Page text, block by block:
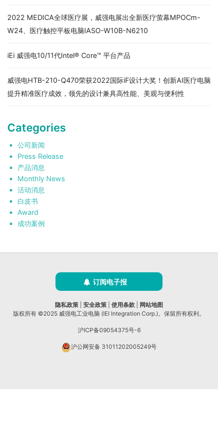
2022 MEDICA全球医疗展，威强电展出全新医疗萤幕MPOCm-
W24、医疗触控平板电脑IASO-W10B-N6210
iEi 威强电10/11代Intel® Core™ 平台产品
威强电HTB-210-Q470荣获2022国际iF设计大奖！创新AI医疗电脑
提升精准医疗成效，领先的设计兼具高性能、美观与便利性
Categories
公司新闻
Press Release
产品消息
Monthly News
活动消息
白皮书
Award
成功案例
订阅电子报
隐私政策 安全政策 使用条款
网站地图
版权所有 ©2025 威强电工业电脑 (IEI Integration Corp.)。保留所有权利。
沪ICP备09054375号-6
沪公网安备 31011202005249号